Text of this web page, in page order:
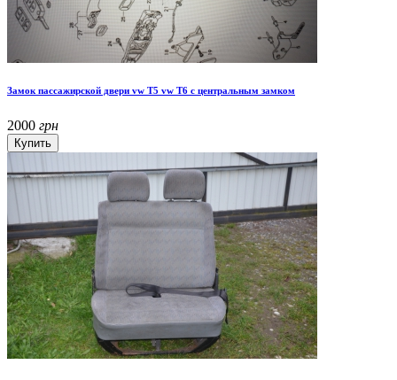
Замок пассажирской двери vw T5 vw T6 с центральным замком
2000 грн